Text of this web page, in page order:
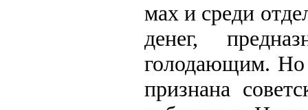
мах и среди
денег,
голодающим. Но
признана